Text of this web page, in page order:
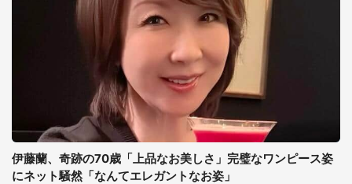
伊藤蘭、奇跡の70歳「上品なお美しさ」完璧なワンピース姿
にネット騒然「なんてエレガントなお姿」